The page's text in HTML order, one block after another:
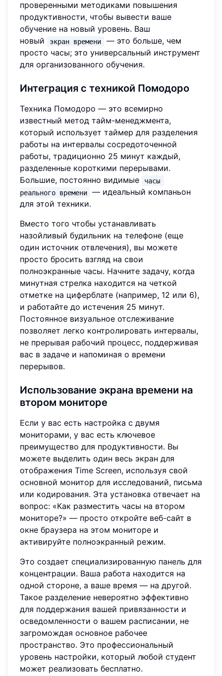
проверенными методиками повышения
продуктивности, чтобы вывести ваше
обучение на новый уровень. Ваш
новый
экран времени
— это больше, чем
просто часы; это универсальный инструмент
для организованного обучения.
Интеграция с техникой Помодоро
Техника Помодоро — это всемирно
известный метод тайм-менеджмента,
который использует таймер для разделения
работы на интервалы сосредоточенной
работы, традиционно 25 минут каждый,
разделенные короткими перерывами.
Большие, постоянно видимые
часы
реального времени
— идеальный компаньон
для этой техники.
Вместо того чтобы устанавливать
назойливый будильник на телефоне (еще
один источник отвлечения), вы можете
просто бросить взгляд на свои
полноэкранные часы. Начните задачу, когда
минутная стрелка находится на четкой
отметке на циферблате (например, 12 или 6),
и работайте до истечения 25 минут.
Постоянное визуальное отслеживание
позволяет легко контролировать интервалы,
не прерывая рабочий процесс, поддерживая
вас в задаче и напоминая о времени
перерывов.
Использование экрана времени на
втором мониторе
Если у вас есть настройка с двумя
мониторами, у вас есть ключевое
преимущество для продуктивности. Вы
можете выделить один весь экран для
отображения Time Screen, используя свой
основной монитор для исследований, письма
или кодирования. Эта установка отвечает на
вопрос: «Как разместить часы на втором
мониторе?» — просто откройте веб-сайт в
окне браузера на этом мониторе и
активируйте полноэкранный режим.
Это создает специализированную панель для
концентрации. Ваша работа находится на
одной стороне, а ваше время — на другой.
Такое разделение невероятно эффективно
для поддержания вашей привязанности и
осведомленности о вашем расписании, не
загромождая основное рабочее
пространство. Это профессиональный
уровень настройки, который любой студент
может реализовать бесплатно.